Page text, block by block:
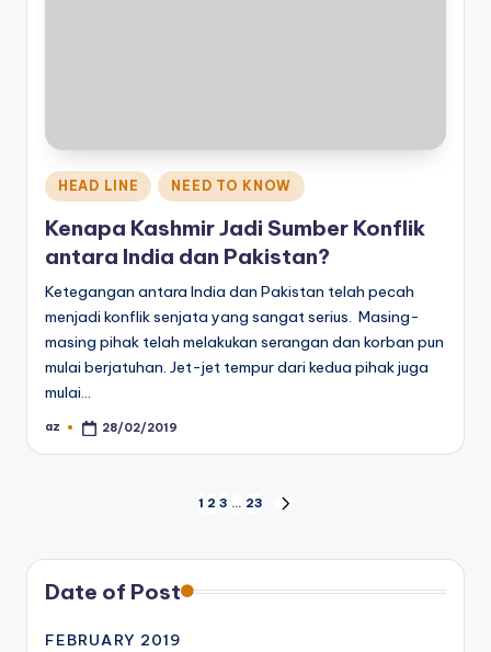
Posted
in
HEAD LINE NEED TO KNOW
Kenapa Kashmir Jadi Sumber Konflik
antara India dan Pakistan?
Ketegangan antara India dan Pakistan telah pecah
menjadi konflik senjata yang sangat serius. Masing-
masing pihak telah melakukan serangan dan korban pun
mulai berjatuhan. Jet-jet tempur dari kedua pihak juga
mulai…
Posted
az 28/02/2019
pagination
1 2 3 … 23
Date of Post
FEBRUARY 2019